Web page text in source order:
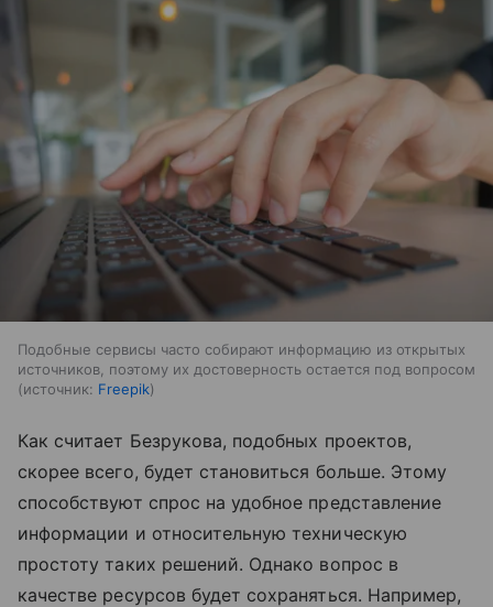
Подобные сервисы часто собирают информацию из открытых
источников, поэтому их достоверность остается под вопросом
источник: Freepik
Как считает Безрукова, подобных проектов,
скорее всего, будет становиться больше. Этому
способствуют спрос на удобное представление
информации и относительную техническую
простоту таких решений. Однако вопрос в
качестве ресурсов будет сохраняться. Например,